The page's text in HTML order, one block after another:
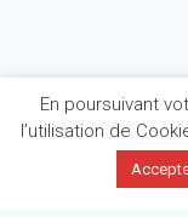
En poursuivant
l’utilisation de